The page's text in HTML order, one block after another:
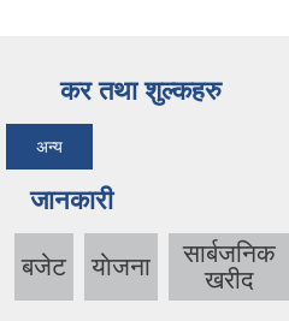
कर तथा शुल्कहरु
अन्य
जानकारी
बजेट याेजना
सार्बजनिक
खरीद